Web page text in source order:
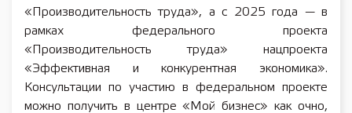
«Производительность труда», а с 2025 года — в
рамках федерального проекта
«Производительность труда» нацпроекта
«Эффективная и конкурентная экономика».
Консультации по участию в федеральном проекте
можно получить в центре «Мой бизнес» как очно,